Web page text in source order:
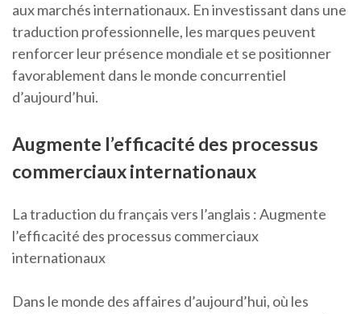
aux marchés internationaux. En investissant dans une
traduction professionnelle, les marques peuvent
renforcer leur présence mondiale et se positionner
favorablement dans le monde concurrentiel
d’aujourd’hui.
Augmente l’efficacité des processus
commerciaux internationaux
La traduction du français vers l’anglais : Augmente
l’efficacité des processus commerciaux
internationaux
Dans le monde des affaires d’aujourd’hui, où les